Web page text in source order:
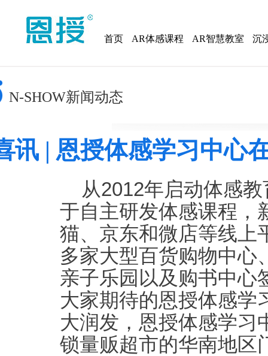
首页 AR体感课程 AR智慧教室 沉
N-SHOW新闻动态
讯 | 恩授体感学习中心
从2012年启动体感
于自主研发体感课程，
猫、京东和微店等线上
多家大型百货购物中心
亲子乐园以及购书中心
大家期待的恩授体感
大润发，恩授体感学习
锁量贩超市的华南地区